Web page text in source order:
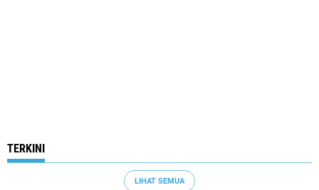
TERKINI
LIHAT SEMUA